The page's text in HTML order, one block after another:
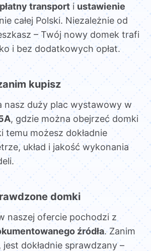
transporti ustawienie
całej Polski. Niezależnie od
– Twój nowy domek trafi
i bez dodatkowych opłat.
kupisz
nasz duży plac wystawowy w
, gdzie można obejrzeć domki
temu możesz dokładnie
układ i jakość wykonania
domki
naszej ofercie pochodzi z
źródła. Zanim
dokładnie sprawdzany –